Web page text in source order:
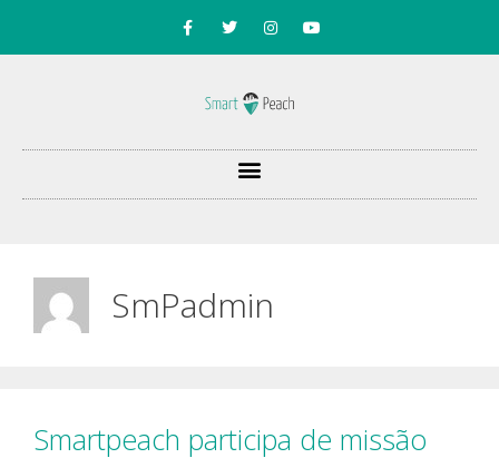
SmPadmin
Smartpeach participa de missão